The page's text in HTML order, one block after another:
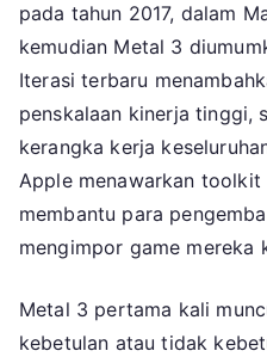
pada tahun 2017, dalam
kemudian Metal 3
Iterasi terbaru
penskalaan kinerja tinggi,
kerangka kerja
Apple menawarkan
membantu para
mengimpor game mereka
Metal 3 pertama kali
kebetulan atau tidak